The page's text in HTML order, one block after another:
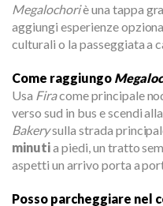
Megalochoriè una tappa
aggiungi esperienze
culturali o la passeggiata a
Come raggiungo
Usa Firacome principale
verso sud in bus e scendi
Bakerysulla strada
minutia piedi, un tratto
aspetti un arrivo porta a
Posso parcheggiare nel